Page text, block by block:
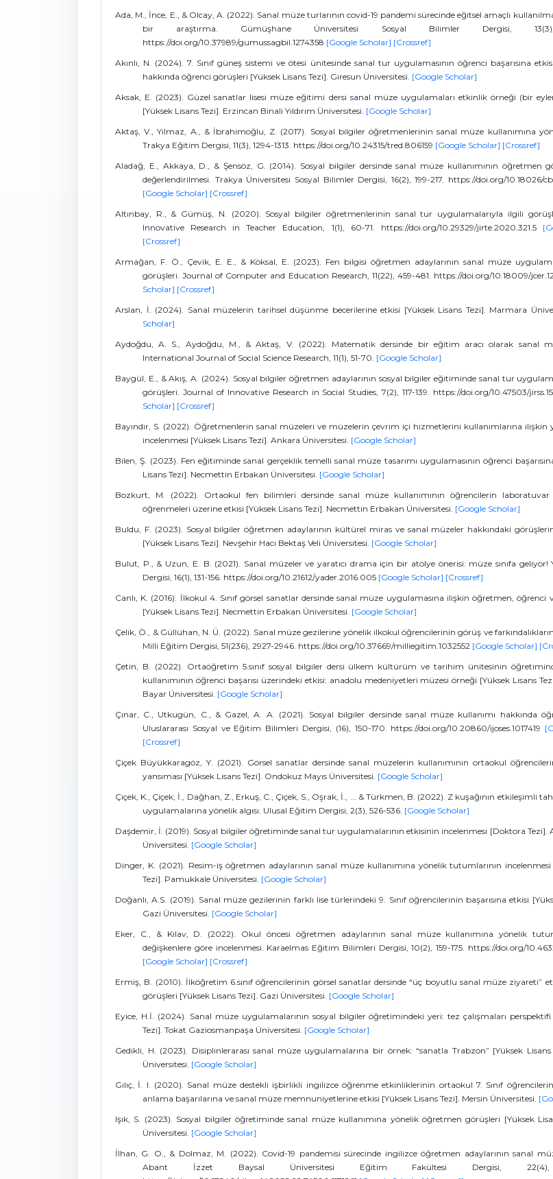
Ada, M., İnce, E., & Olcay, A. (2022). Sanal müze turlarının covid-19 pandemi sürecinde eğitsel amaçlı
bir araştırma. Gümüşhane Üniversitesi Sosyal Bilimler Dergisi, 13(3),
https://doi.org/10.37989/gumussagbil.1274358 [Google Scholar] [Crossref]
Akınlı, N. (2024). 7. Sınıf güneş sistemi ve ötesi ünitesinde sanal tur uygulamasının öğrenci başarısına
hakkında öğrenci görüşleri [Yüksek Lisans Tezi]. Giresun Üniversitesi. [Google Scholar]
Aksak, E. (2023). Güzel sanatlar lisesi müze eğitimi dersi sanal müze uygulamaları etkinlik örneği (bir
[Yüksek Lisans Tezi]. Erzincan Binali Yıldırım Üniversitesi. [Google Scholar]
Aktaş, V., Yılmaz, A., & İbrahimoğlu, Z. (2017). Sosyal bilgiler öğretmenlerinin sanal müze kullanımına
Trakya Eğitim Dergisi, 11(3), 1294-1313. https://doi.org/10.24315/tred.806159 [Google Scholar] [Crossref]
Aladağ, E., Akkaya, D., & Şensöz, G. (2014). Sosyal bilgiler dersinde sanal müze kullanımının öğretmen
değerlendirilmesi. Trakya Üniversitesi Sosyal Bilimler Dergisi, 16(2), 199-217. https://doi.org/10.18026/
[Google Scholar] [Crossref]
Altınbay, R., & Gümüş, N. (2020). Sosyal bilgiler öğretmenlerinin sanal tur uygulamalarıyla ilgili
Innovative Research in Teacher Education, 1(1), 60-71. https://doi.org/10.29329/jirte.2020.321.5
[Crossref]
Armağan, F. Ö., Çevik, E. E., & Köksal, E. (2023). Fen bilgisi öğretmen adaylarının sanal müze
görüşleri. Journal of Computer and Education Research, 11(22), 459-481. https://doi.org/10.18009/
Scholar] [Crossref]
Arslan, İ. (2024). Sanal müzelerin tarihsel düşünme becerilerine etkisi [Yüksek Lisans Tezi]. Marmara
Scholar]
Aydoğdu, A. S., Aydoğdu, M., & Aktaş, V. (2022). Matematik dersinde bir eğitim aracı olarak sanal
International Journal of Social Science Research, 11(1), 51-70. [Google Scholar]
Baygül, E., & Akış, A. (2024). Sosyal bilgiler öğretmen adaylarının sosyal bilgiler eğitiminde sanal tur
görüşleri. Journal of Innovative Research in Social Studies, 7(2), 117-139. https://doi.org/10.47503/
Scholar] [Crossref]
Bayındır, S. (2022). Öğretmenlerin sanal müzeleri ve müzelerin çevrim içi hizmetlerini kullanımlarına ilişkin
incelenmesi [Yüksek Lisans Tezi]. Ankara Üniversitesi. [Google Scholar]
Bilen, Ş. (2023). Fen eğitiminde sanal gerçeklik temelli sanal müze tasarımı uygulamasının öğrenci
Lisans Tezi]. Necmettin Erbakan Üniversitesi. [Google Scholar]
Bozkurt, M. (2022). Ortaokul fen bilimleri dersinde sanal müze kullanımının öğrencilerin laboratuvar
öğrenmeleri üzerine etkisi [Yüksek Lisans Tezi]. Necmettin Erbakan Üniversitesi. [Google Scholar]
Buldu, F. (2023). Sosyal bilgiler öğretmen adaylarının kültürel miras ve sanal müzeler hakkındaki
[Yüksek Lisans Tezi]. Nevşehir Hacı Bektaş Veli Üniversitesi. [Google Scholar]
Bulut, P., & Uzun, E. B. (2021). Sanal müzeler ve yaratıcı drama için bir atölye önerisi: müze sınıfa geliyor!
Dergisi, 16(1), 131-156. https://doi.org/10.21612/yader.2016.005 [Google Scholar] [Crossref]
Canlı, K. (2016). İlkokul 4. Sınıf görsel sanatlar dersinde sanal müze uygulamasına ilişkin öğretmen, öğrenci
[Yüksek Lisans Tezi]. Necmettin Erbakan Üniversitesi. [Google Scholar]
Çelik, Ö., & Güllühan, N. Ü. (2022). Sanal müze gezilerine yönelik ilkokul öğrencilerinin görüş ve
Milli Eğitim Dergisi, 51(236), 2927-2946. https://doi.org/10.37669/milliegitim.1032552 [Google Scholar]
Çetin, B. (2022). Ortaöğretim 5.sınıf sosyal bilgiler dersi ülkem kültürüm ve tarihim ünitesinin
kullanımının öğrenci başarısı üzerindeki etkisi: anadolu medeniyetleri müzesi örneği [Yüksek Lisans
Bayar Üniversitesi. [Google Scholar]
Çınar, C., Utkugün, C., & Gazel, A. A. (2021). Sosyal bilgiler dersinde sanal müze kullanımı hakkında
Uluslararası Sosyal ve Eğitim Bilimleri Dergisi, (16), 150-170. https://doi.org/10.20860/ijoses.1017419
[Crossref]
Çiçek Büyükkaragöz, Y. (2021). Görsel sanatlar dersinde sanal müzelerin kullanımının ortaokul
yansıması [Yüksek Lisans Tezi]. Ondokuz Mayıs Üniversitesi. [Google Scholar]
Çiçek, K., Çiçek, İ., Dağhan, Z., Erkuş, C., Çiçek, S., Oşrak, İ., ... & Türkmen, B. (2022). Z kuşağının etkileşimli
uygulamalarına yönelik algısı. Ulusal Eğitim Dergisi, 2(3), 526-536. [Google Scholar]
Daşdemir, İ. (2019). Sosyal bilgiler öğretiminde sanal tur uygulamalarının etkisinin incelenmesi [Doktora Tezi].
Üniversitesi. [Google Scholar]
Dinger, K. (2021). Resim-iş öğretmen adaylarının sanal müze kullanımına yönelik tutumlarının incelenmesi
Tezi]. Pamukkale Üniversitesi. [Google Scholar]
Doğanlı, A.S. (2019). Sanal müze gezilerinin farklı lise türlerindeki 9. Sınıf öğrencilerinin başarısına etkisi
Gazi Üniversitesi. [Google Scholar]
Eker, C., & Kılav, D. (2022). Okul öncesi öğretmen adaylarının sanal müze kullanımına yönelik
değişkenlere göre incelenmesi. Karaelmas Eğitim Bilimleri Dergisi, 10(2), 159-175. https://doi.org/
[Google Scholar] [Crossref]
Ermiş, B. (2010). İlköğretim 6.sınıf öğrencilerinin görsel sanatlar dersinde “üç boyutlu sanal müze ziyareti”
görüşleri [Yüksek Lisans Tezi]. Gazi Üniversitesi. [Google Scholar]
Eyice, H.İ. (2024). Sanal müze uygulamalarının sosyal bilgiler öğretimindeki yeri: tez çalışmaları perspektifi
Tezi]. Tokat Gaziosmanpaşa Üniversitesi. [Google Scholar]
Gedikli, H. (2023). Disiplinlerarası sanal müze uygulamalarına bir örnek: “sanatla Trabzon” [Yüksek
Üniversitesi. [Google Scholar]
Gılıç, İ. I. (2020). Sanal müze destekli işbirlikli ingilizce öğrenme etkinliklerinin ortaokul 7. Sınıf
anlama başarılarına ve sanal müze memnuniyetlerine etkisi [Yüksek Lisans Tezi]. Mersin Üniversitesi.
Işık, S. (2023). Sosyal bilgiler öğretiminde sanal müze kullanımına yönelik öğretmen görüşleri [Yüksek
Üniversitesi. [Google Scholar]
İlhan, G. O., & Dolmaz, M. (2022). Covid-19 pandemisi sürecinde ingilizce öğretmen adaylarının sanal
Abant İzzet Baysal Üniversitesi Eğitim Fakültesi Dergisi, 22(4),